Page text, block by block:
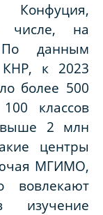
числе, на
По данным
КНР, к 2023
более 500
классов
2 млн
центры
МГИМО,
изучение